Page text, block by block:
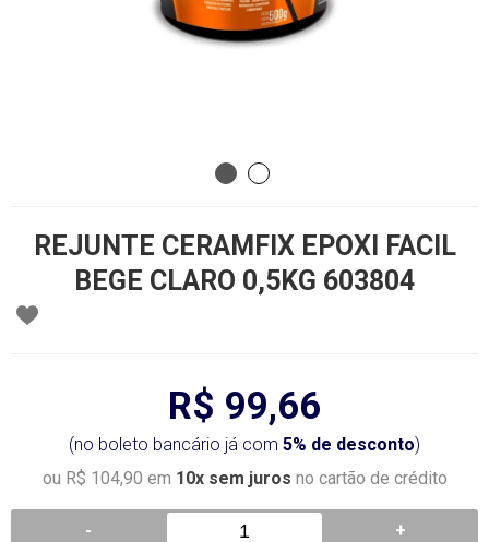
REJUNTE CERAMFIX EPOXI FACIL
BEGE CLARO 0,5KG 603804
R$ 99,66
(no boleto bancário já com 5% de desconto)
ou R$ 104,90 em 10x sem juros no cartão de crédito
- +